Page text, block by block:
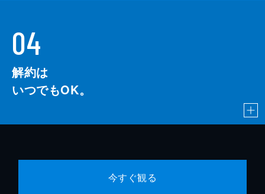
04
解約は
いつでもOK。
今すぐ観る